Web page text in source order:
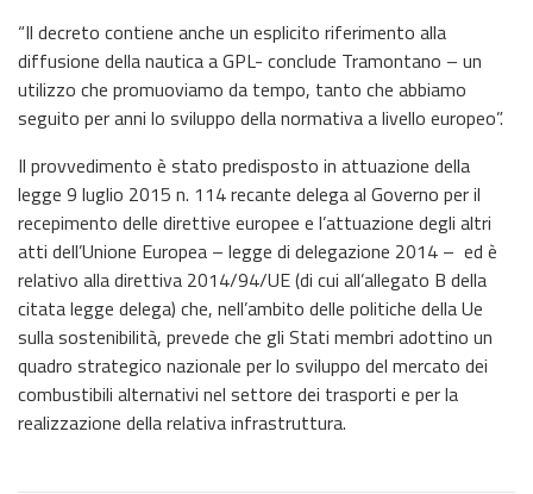
“Il decreto contiene anche un esplicito riferimento alla
diffusione della nautica a GPL- conclude Tramontano – un
utilizzo che promuoviamo da tempo, tanto che abbiamo
seguito per anni lo sviluppo della normativa a livello europeo”.
Il provvedimento è stato predisposto in attuazione della
legge 9 luglio 2015 n. 114 recante delega al Governo per il
recepimento delle direttive europee e l’attuazione degli altri
atti dell’Unione Europea – legge di delegazione 2014 – ed è
relativo alla direttiva 2014/94/UE (di cui all’allegato B della
citata legge delega) che, nell’ambito delle politiche della Ue
sulla sostenibilità, prevede che gli Stati membri adottino un
quadro strategico nazionale per lo sviluppo del mercato dei
combustibili alternativi nel settore dei trasporti e per la
realizzazione della relativa infrastruttura.